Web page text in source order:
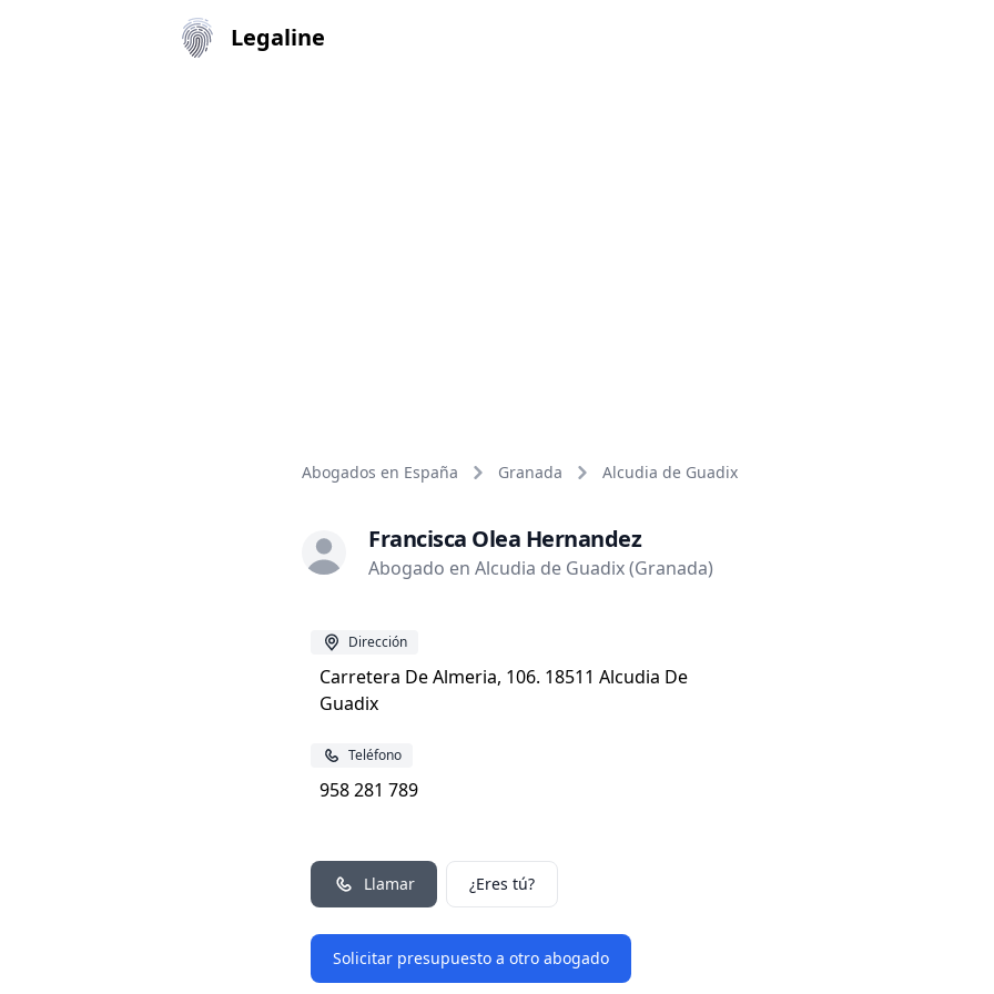
Legaline
Abogados en España Granada Alcudia de Guadix
Francisca Olea Hernandez
Abogado en Alcudia de Guadix (Granada)
Dirección
Carretera De Almeria, 106. 18511 Alcudia De
Guadix
Teléfono
958 281 789
Llamar ¿Eres tú?
Solicitar presupuesto a otro abogado